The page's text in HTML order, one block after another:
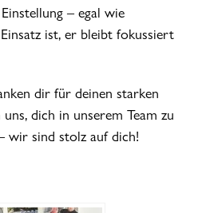
– egal wie
ist, er bleibt fokussiert
dir für deinen starken
dich in unserem Team zu
wir sind stolz auf dich!